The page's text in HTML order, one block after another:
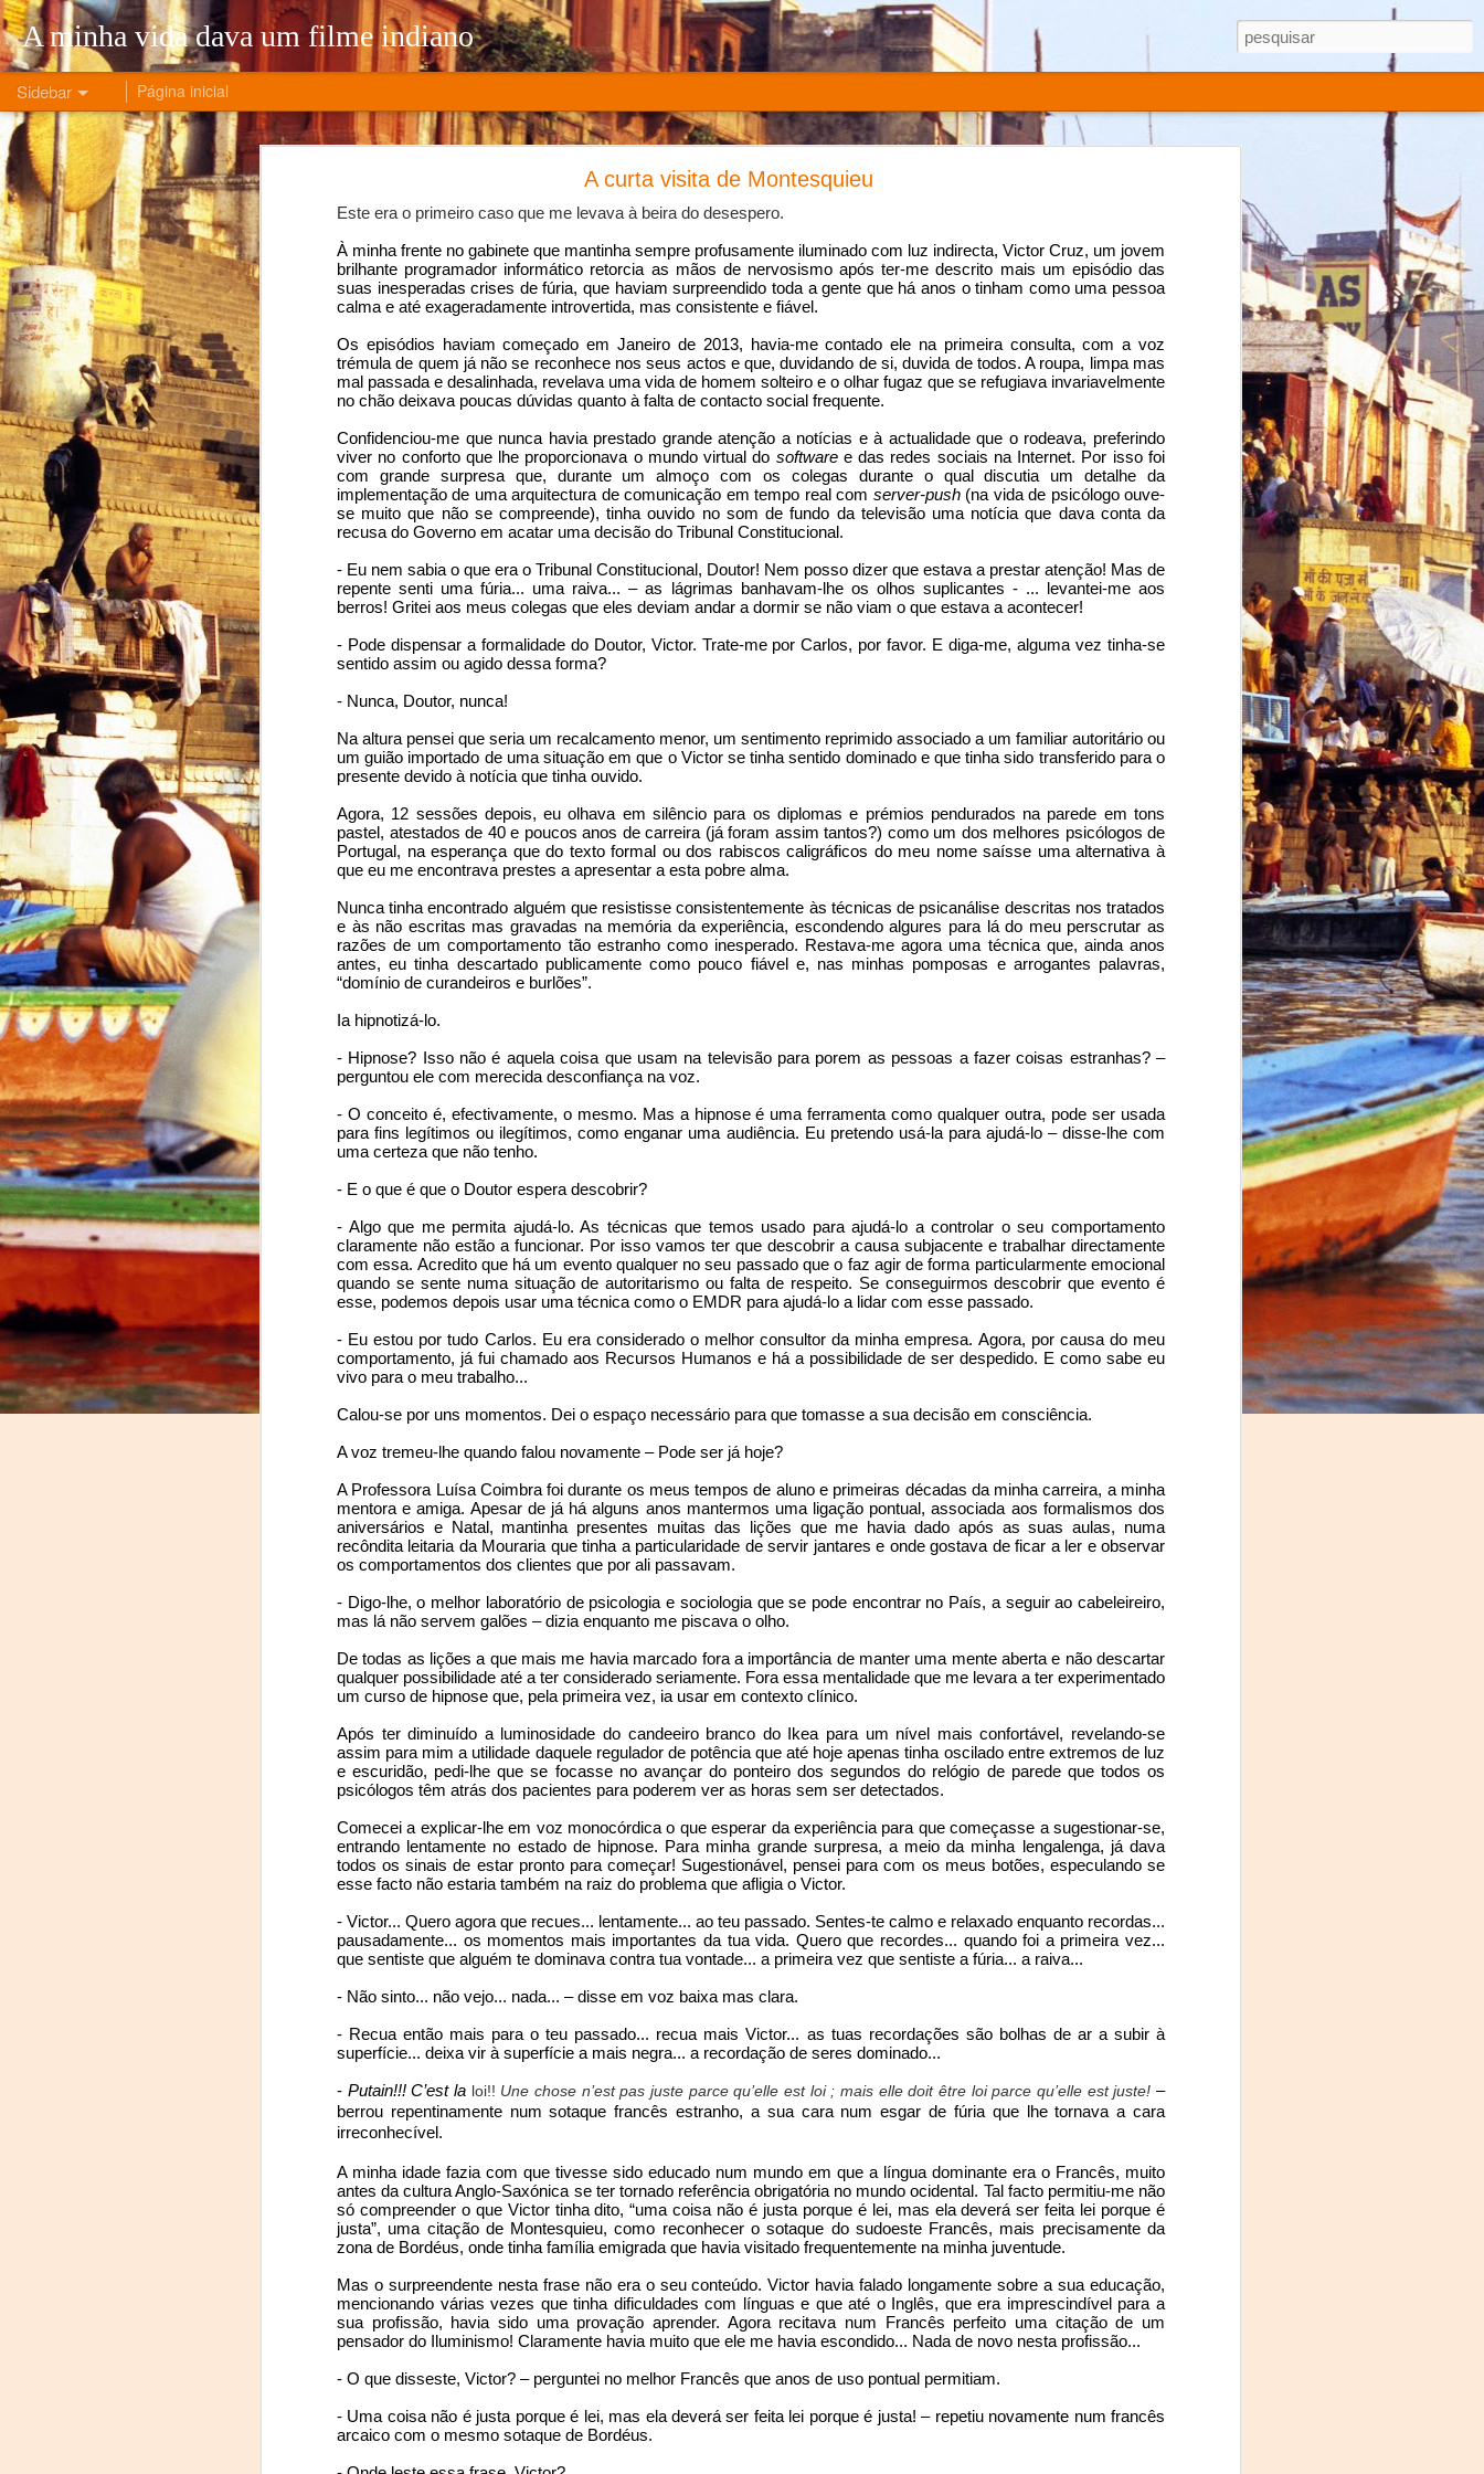
A curta visita de Montesquieu
Este era o primeiro caso que me levava à beira do desespero.
À minha frente no gabinete que mantinha sempre profusamente iluminado com luz indirecta, Victor Cruz, um jovem
brilhante programador informático retorcia as mãos de nervosismo após ter-me descrito mais um episódio das
suas inesperadas crises de fúria, que haviam surpreendido toda a gente que há anos o tinham como uma pessoa
calma e até exageradamente introvertida, mas consistente e fiável.
Os episódios haviam começado em Janeiro de 2013, havia-me contado ele na primeira consulta, com a voz
trémula de quem já não se reconhece nos seus actos e que, duvidando de si, duvida de todos. A roupa, limpa mas
mal passada e desalinhada, revelava uma vida de homem solteiro e o olhar fugaz que se refugiava invariavelmente
no chão deixava poucas dúvidas quanto à falta de contacto social frequente.
Confidenciou-me que nunca havia prestado grande atenção a notícias e à actualidade que o rodeava, preferindo
viver no conforto que lhe proporcionava o mundo virtual do software e das redes sociais na Internet. Por isso foi
com grande surpresa que, durante um almoço com os colegas durante o qual discutia um detalhe da
implementação de uma arquitectura de comunicação em tempo real com server-push (na vida de psicólogo ouve-
se muito que não se compreende), tinha ouvido no som de fundo da televisão uma notícia que dava conta da
recusa do Governo em acatar uma decisão do Tribunal Constitucional.
- Eu nem sabia o que era o Tribunal Constitucional, Doutor! Nem posso dizer que estava a prestar atenção! Mas de
repente senti uma fúria... uma raiva... – as lágrimas banhavam-lhe os olhos suplicantes - ... levantei-me aos
berros! Gritei aos meus colegas que eles deviam andar a dormir se não viam o que estava a acontecer!
- Pode dispensar a formalidade do Doutor, Victor. Trate-me por Carlos, por favor. E diga-me, alguma vez tinha-se
sentido assim ou agido dessa forma?
- Nunca, Doutor, nunca!
Na altura pensei que seria um recalcamento menor, um sentimento reprimido associado a um familiar autoritário ou
um guião importado de uma situação em que o Victor se tinha sentido dominado e que tinha sido transferido para o
presente devido à notícia que tinha ouvido.
Agora, 12 sessões depois, eu olhava em silêncio para os diplomas e prémios pendurados na parede em tons
pastel, atestados de 40 e poucos anos de carreira (já foram assim tantos?) como um dos melhores psicólogos de
Portugal, na esperança que do texto formal ou dos rabiscos caligráficos do meu nome saísse uma alternativa à
que eu me encontrava prestes a apresentar a esta pobre alma.
Nunca tinha encontrado alguém que resistisse consistentemente às técnicas de psicanálise descritas nos tratados
e às não escritas mas gravadas na memória da experiência, escondendo algures para lá do meu perscrutar as
razões de um comportamento tão estranho como inesperado. Restava-me agora uma técnica que, ainda anos
antes, eu tinha descartado publicamente como pouco fiável e, nas minhas pomposas e arrogantes palavras,
“domínio de curandeiros e burlões”.
Ia hipnotizá-lo.
- Hipnose? Isso não é aquela coisa que usam na televisão para porem as pessoas a fazer coisas estranhas? –
perguntou ele com merecida desconfiança na voz.
- O conceito é, efectivamente, o mesmo. Mas a hipnose é uma ferramenta como qualquer outra, pode ser usada
para fins legítimos ou ilegítimos, como enganar uma audiência. Eu pretendo usá-la para ajudá-lo – disse-lhe com
uma certeza que não tenho.
- E o que é que o Doutor espera descobrir?
- Algo que me permita ajudá-lo. As técnicas que temos usado para ajudá-lo a controlar o seu comportamento
claramente não estão a funcionar. Por isso vamos ter que descobrir a causa subjacente e trabalhar directamente
com essa. Acredito que há um evento qualquer no seu passado que o faz agir de forma particularmente emocional
quando se sente numa situação de autoritarismo ou falta de respeito. Se conseguirmos descobrir que evento é
esse, podemos depois usar uma técnica como o EMDR para ajudá-lo a lidar com esse passado.
- Eu estou por tudo Carlos. Eu era considerado o melhor consultor da minha empresa. Agora, por causa do meu
comportamento, já fui chamado aos Recursos Humanos e há a possibilidade de ser despedido. E como sabe eu
vivo para o meu trabalho...
Calou-se por uns momentos. Dei o espaço necessário para que tomasse a sua decisão em consciência.
A voz tremeu-lhe quando falou novamente – Pode ser já hoje?
A Professora Luísa Coimbra foi durante os meus tempos de aluno e primeiras décadas da minha carreira, a minha
mentora e amiga. Apesar de já há alguns anos mantermos uma ligação pontual, associada aos formalismos dos
aniversários e Natal, mantinha presentes muitas das lições que me havia dado após as suas aulas, numa
recôndita leitaria da Mouraria que tinha a particularidade de servir jantares e onde gostava de ficar a ler e observar
os comportamentos dos clientes que por ali passavam.
- Digo-lhe, o melhor laboratório de psicologia e sociologia que se pode encontrar no País, a seguir ao cabeleireiro,
mas lá não servem galões – dizia enquanto me piscava o olho.
De todas as lições a que mais me havia marcado fora a importância de manter uma mente aberta e não descartar
qualquer possibilidade até a ter considerado seriamente. Fora essa mentalidade que me levara a ter experimentado
um curso de hipnose que, pela primeira vez, ia usar em contexto clínico.
Após ter diminuído a luminosidade do candeeiro branco do Ikea para um nível mais confortável, revelando-se
assim para mim a utilidade daquele regulador de potência que até hoje apenas tinha oscilado entre extremos de luz
e escuridão, pedi-lhe que se focasse no avançar do ponteiro dos segundos do relógio de parede que todos os
psicólogos têm atrás dos pacientes para poderem ver as horas sem ser detectados.
Comecei a explicar-lhe em voz monocórdica o que esperar da experiência para que começasse a sugestionar-se,
entrando lentamente no estado de hipnose. Para minha grande surpresa, a meio da minha lengalenga, já dava
todos os sinais de estar pronto para começar! Sugestionável, pensei para com os meus botões, especulando se
esse facto não estaria também na raiz do problema que afligia o Victor.
- Victor... Quero agora que recues... lentamente... ao teu passado. Sentes-te calmo e relaxado enquanto recordas...
pausadamente... os momentos mais importantes da tua vida. Quero que recordes... quando foi a primeira vez...
que sentiste que alguém te dominava contra tua vontade... a primeira vez que sentiste a fúria... a raiva...
- Não sinto... não vejo... nada... – disse em voz baixa mas clara.
- Recua então mais para o teu passado... recua mais Victor... as tuas recordações são bolhas de ar a subir à
superfície... deixa vir à superfície a mais negra... a recordação de seres dominado...
- Putain!!! C’est la loi!! Une chose n’est pas juste parce qu’elle est loi ; mais elle doit être loi parce qu’elle est juste! –
berrou repentinamente num sotaque francês estranho, a sua cara num esgar de fúria que lhe tornava a cara
irreconhecível.
A minha idade fazia com que tivesse sido educado num mundo em que a língua dominante era o Francês, muito
antes da cultura Anglo-Saxónica se ter tornado referência obrigatória no mundo ocidental. Tal facto permitiu-me não
só compreender o que Victor tinha dito, “uma coisa não é justa porque é lei, mas ela deverá ser feita lei porque é
justa”, uma citação de Montesquieu, como reconhecer o sotaque do sudoeste Francês, mais precisamente da
zona de Bordéus, onde tinha família emigrada que havia visitado frequentemente na minha juventude.
Mas o surpreendente nesta frase não era o seu conteúdo. Victor havia falado longamente sobre a sua educação,
mencionando várias vezes que tinha dificuldades com línguas e que até o Inglês, que era imprescindível para a
sua profissão, havia sido uma provação aprender. Agora recitava num Francês perfeito uma citação de um
pensador do Iluminismo! Claramente havia muito que ele me havia escondido... Nada de novo nesta profissão...
- O que disseste, Victor? – perguntei no melhor Francês que anos de uso pontual permitiam.
- Uma coisa não é justa porque é lei, mas ela deverá ser feita lei porque é justa! – repetiu novamente num francês
arcaico com o mesmo sotaque de Bordéus.
A minha vida dava um filme indiano
Sidebar Página inicial
O número de novos casos de COVID é irrelevante!
A Era do Desemprego
Ler este artigo não é uma escolha
A história de um regresso e de liberdade
A vida de um nómada digital - parte 2
A vida de um nómada digital - parte 1
Visionless leadership: Apple is in trouble. Again.
Why Russia's new Satan 2 nuclear weapons may be great for World Peace
Web Summit Lisbon: Why it's going to be great for portuguese startups but not so much for Portugal
Uber e a consistente estupidez da Assembleia da República
Looking evolution in the Eye
A História do medo 1
Unfortunately, I was wrong...
Ilusionismo político 1
O falhanço e os falhados
Momento de ternura
Edgar Allan Poe por Pessoa
A Gilda agradece
Trip Dashboard: tourism has never been so insightful
Leitura obrigatória: Mind Wise
Detesto ter razão...
5 Months of the War that Changed My Life
It has now been 5 months since the Russian invasion of Ukraine woke us up from the illusion that
war in Europe was a thing of the past.
A couple of hours after the war started, Kateryna Shepeliuk, herself a refugee from the 2014
conflict, and I set up a simple website where we started collecting information that would help
refugees navigate safely inside Ukraine, get to Portugal and, once here, find shelter, food, a job
and everything else we could think of.
fromukrainetoportugal.com was born and, along with it, the ToPortugal Telegram channel
(https://t.me/toportugal).
partners, we dedicated ourselves almost full time to this endeavour. Everything and anything from
creating and managing teams of volunteers to creating media awareness, from setting up
welcoming centres to finding sponsorships, from loading furniture to painting houses.
This carried a personal cost. To our family, professional and financial lives, one that we are now
slowly and sometimes painfully recovering from.
On the upside, in these 5 months we have achieved:
- Directly or indirectly helped an estimated 3000+ refugees with transportation, clothing,
accommodation, jobs, paperwork... you name it;
- Created a website that is still a go-to place for information even for refugees already settled in
- Created and managed several Telegram self-help and support groups, on a national and local
level, the largest of each exceeded 6k active users;
- Lobbied the Government to respond to the challenges that came up (many thanks to the
amazing support given by the Minister of Labour, Solidarity and Social Security, Ana Godinho,
- Brought awareness to the refugee problem and to several worthy projects with media
appearances in pretty much all of the major national television, radio and newspaper media;
- Directly created or supported the creation of local welcome centres and committees for
refugees across the country;
The challenge of this crisis is not over, but it has changed. Most refugees are settled in and the
influx of additional ones has pretty much stopped. But now it is time to support them in the
education, certifying their skills and finding them jobs that better match their competencies.
We will be doing our part. And we thank you for all the support you have and may still give us in